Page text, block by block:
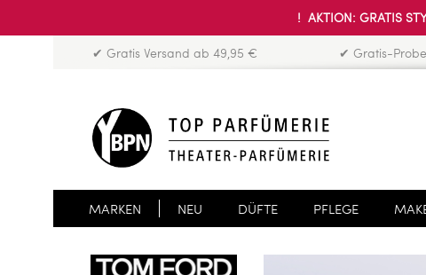
! AKTION: GRATIS
✔ Gratis Versand ab 49,95 € ✔ Gratis-
MARKEN NEU DÜFTE PFLEGE